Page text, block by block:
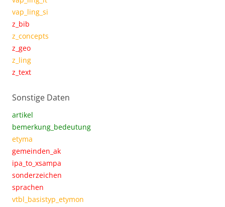
vap_ling_si
z_bib
z_concepts
z_geo
z_ling
z_text
Sonstige Daten
artikel
bemerkung_bedeutung
etyma
gemeinden_ak
ipa_to_xsampa
sonderzeichen
sprachen
vtbl_basistyp_etymon